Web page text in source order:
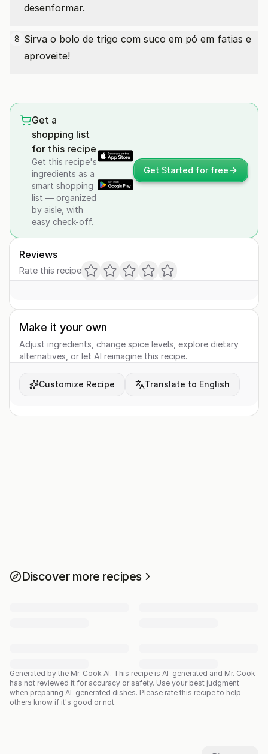
desenformar.
8 Sirva o bolo de trigo com suco em pó em fatias e
aproveite!
Get a
shopping list
for this recipe
Get this recipe's
ingredients as a
smart shopping
list — organized
by aisle, with
easy check-off.
Get Started for free
Reviews
Rate this recipe
Make it your own
Adjust ingredients, change spice levels, explore dietary
alternatives, or let AI reimagine this recipe.
Customize Recipe Translate to English
Discover more recipes
Generated by the Mr. Cook AI. This recipe is AI-generated and Mr. Cook
has not reviewed it for accuracy or safety. Use your best judgment
when preparing AI-generated dishes. Please rate this recipe to help
others know if it's good or not.